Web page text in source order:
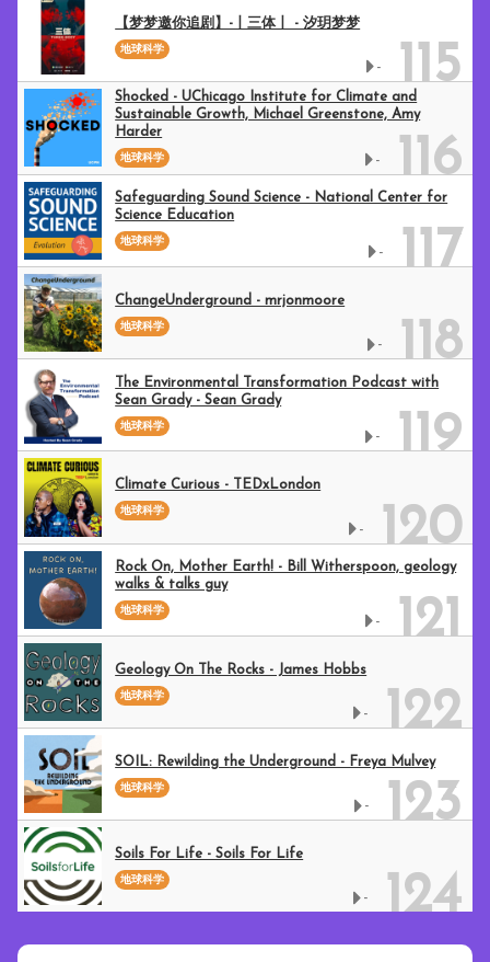
- 115
【梦梦邀你追剧】-丨三体丨 - 汐玥梦梦
地球科学
- 116
Shocked - UChicago Institute for Climate and
Sustainable Growth, Michael Greenstone, Amy
Harder
地球科学
- 117
Safeguarding Sound Science - National Center for
Science Education
地球科学
- 118
ChangeUnderground - mrjonmoore
地球科学
- 119
The Environmental Transformation Podcast with
Sean Grady - Sean Grady
地球科学
- 120
Climate Curious - TEDxLondon
地球科学
- 121
Rock On, Mother Earth! - Bill Witherspoon, geology
walks & talks guy
地球科学
- 122
Geology On The Rocks - James Hobbs
地球科学
- 123
SOIL: Rewilding the Underground - Freya Mulvey
地球科学
- 124
Soils For Life - Soils For Life
地球科学